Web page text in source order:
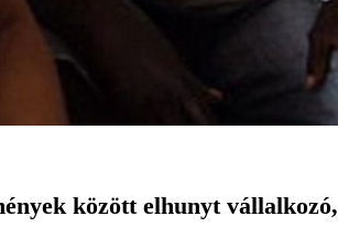
között elhunyt vállalkozó,